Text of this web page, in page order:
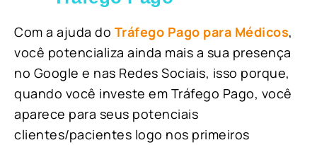
Com a ajuda do Tráfego Pago para Médicos,
você potencializa ainda mais a sua presença
no Google e nas Redes Sociais, isso porque,
quando você investe em Tráfego Pago, você
aparece para seus potenciais
clientes/pacientes logo nos primeiros